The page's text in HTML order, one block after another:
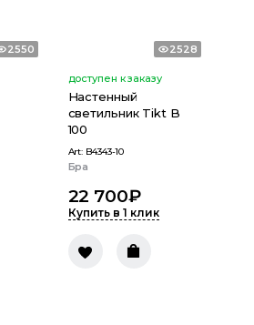
2550 2528
доступен к заказу
Настенный
светильник Tikt B
100
Art: B4343-10
Бра
22 700₽
Купить в 1 клик